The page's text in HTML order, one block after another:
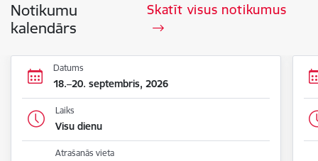
Notikumu
kalendārs
Skatīt visus notikumus
Datums
18.–20. septembris, 2026
Laiks
Visu dienu
Atrašanās vieta